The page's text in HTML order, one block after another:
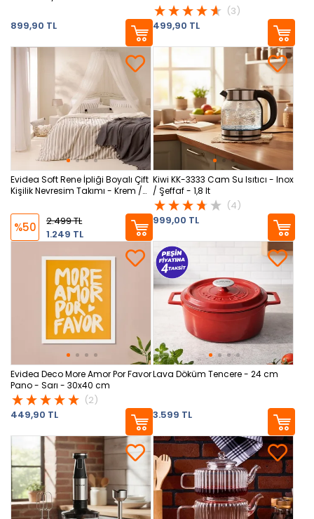
899,90 TL
(3)
499,90 TL
Evidea Soft Rene İpliği Boyalı Çift
Kişilik Nevresim Takımı - Krem /
%50
2.499 TL
1.249 TL
Kiwi KK-3333 Cam Su Isıtıcı - Inox
/ Şeffaf - 1,8 lt
(4)
999,00 TL
Evidea Deco More Amor Por Favor
Pano - Sarı - 30x40 cm
(2)
449,90 TL
Lava Döküm Tencere - 24 cm
3.599 TL